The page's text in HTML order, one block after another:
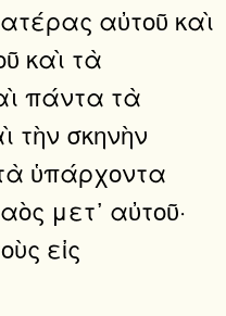
αὐτοῦ καὶ
καὶ τὰ
πάντα τὰ
τὴν σκηνὴν
ὑπάρχοντα
μετ᾿ αὐτοῦ·
εἰς